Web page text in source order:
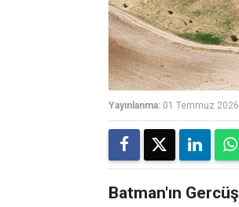
Yayınlanma: 01 Temmuz
Batman'ın